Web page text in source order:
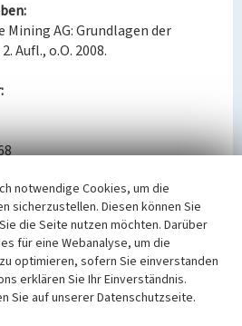
AG: Grundlagen der
Aufl., o.O. 2008.
ERs 360 710 im Tagebau
notwendige Cookies, um die
sicherzustellen. Diesen können Sie
die Seite nutzen möchten. Darüber
für eine Webanalyse, um die
optimieren, sofern Sie einverstanden
erklären Sie Ihr Einverständnis.
Sie auf unserer Datenschutzseite.